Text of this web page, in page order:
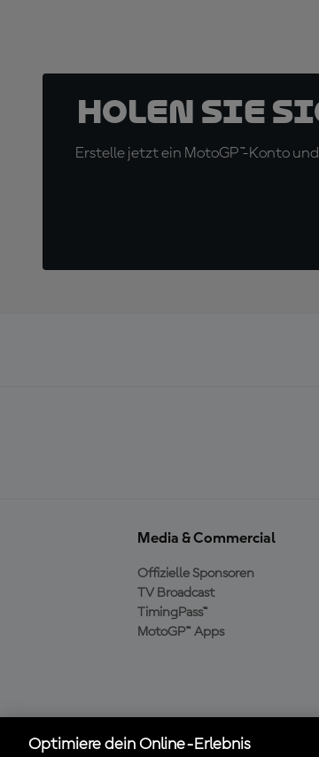
Holen Sie
Erstelle jetzt ein MotoGP™-Konto
Media & Commercial
Offizielle Sponsoren
TV Broadcast
TimingPass™
MotoGP™ Apps
Die offizielle MotoGP™
Optimiere dein Online-Erlebnis